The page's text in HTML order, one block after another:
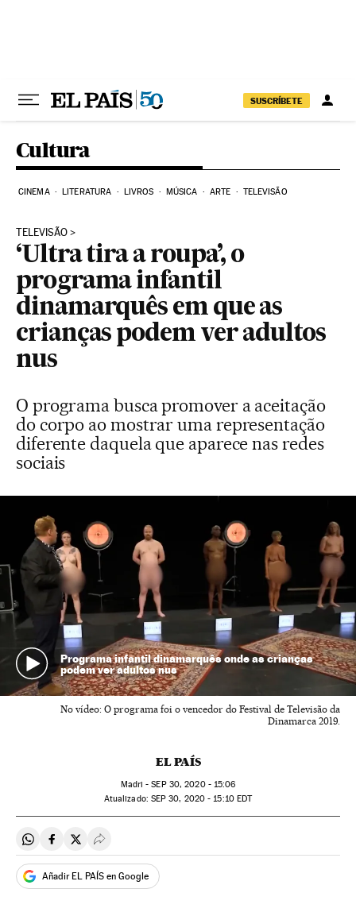
SUSCRÍBETE
Cultura
CINEMA LITERATURA LIVROS MÚSICA ARTE TELEVISÃO
TELEVISÃO
‘Ultra tira a roupa’, o
programa infantil
dinamarquês em que as
crianças podem ver adultos
nus
O programa busca promover a aceitação
do corpo ao mostrar uma representação
diferente daquela que aparece nas redes
sociais
Programa infantil dinamarquês onde as crianças
podem ver adultos nus
No vídeo: O programa foi o vencedor do Festival de Televisão da
Dinamarca 2019.
EL PAÍS
Madri -SEP30, 2020 - 15:06
atualizado: SEP 30, 2020 - 15:10EDT
Compartir en Whatsapp
Compartir en Facebook
Compartir en Twitter
Desplegar Redes Sociales
Añadir EL PAÍS en Google